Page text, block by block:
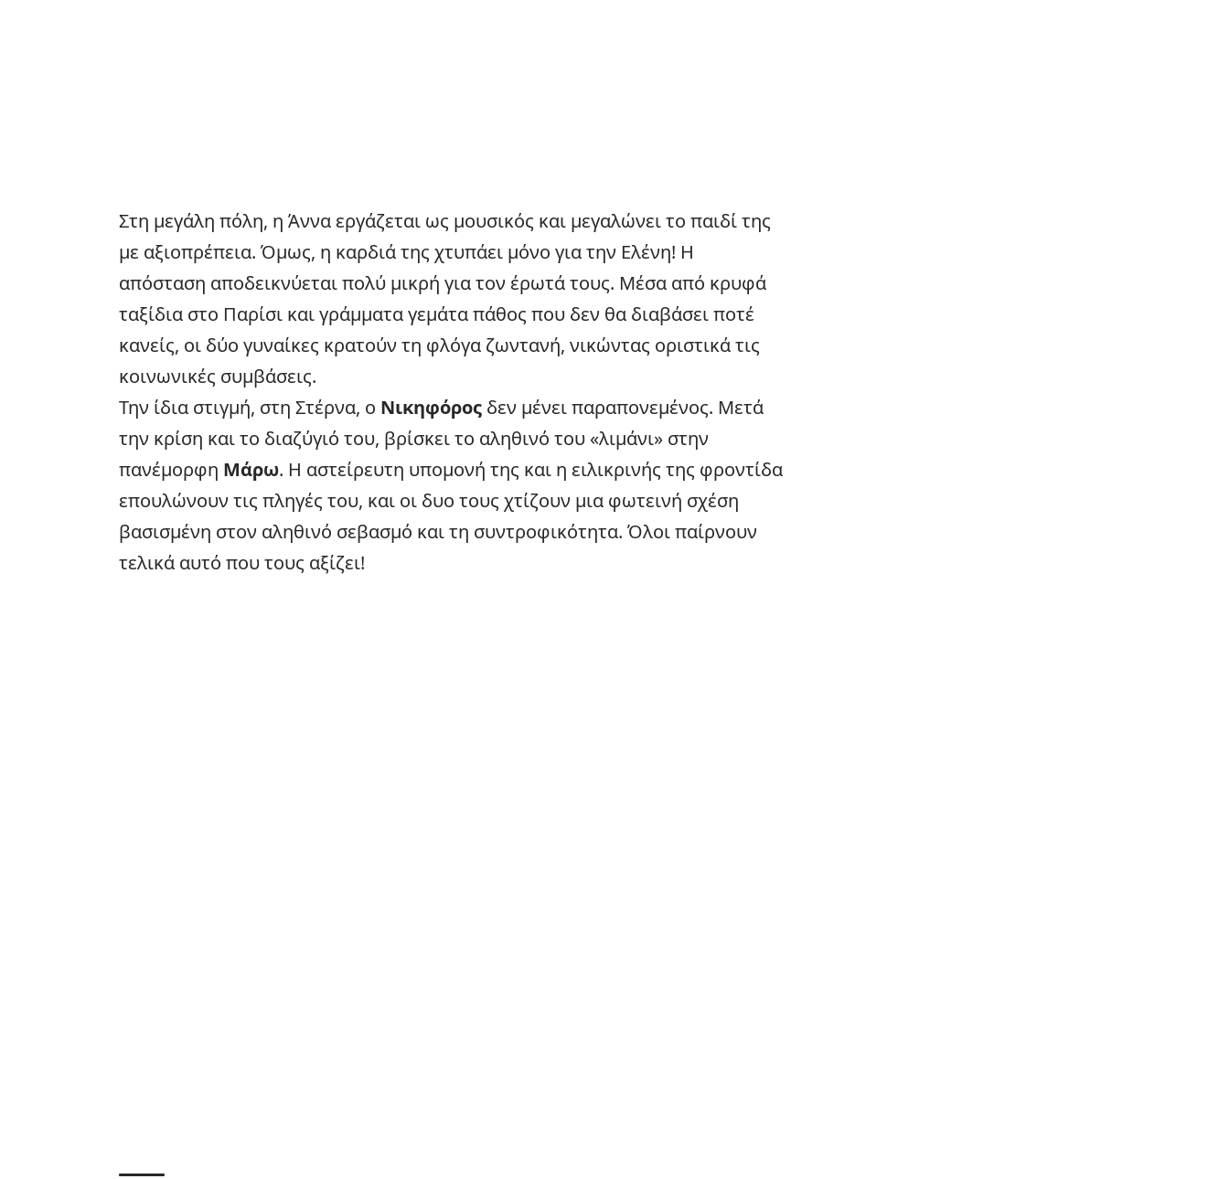
Στη μεγάλη πόλη, η Άννα εργάζεται ως μουσικός και μεγαλώνει το παιδί της
με αξιοπρέπεια. Όμως, η καρδιά της χτυπάει μόνο για την Ελένη! Η
απόσταση αποδεικνύεται πολύ μικρή για τον έρωτά τους. Μέσα από κρυφά
ταξίδια στο Παρίσι και γράμματα γεμάτα πάθος που δεν θα διαβάσει ποτέ
κανείς, οι δύο γυναίκες κρατούν τη φλόγα ζωντανή, νικώντας οριστικά τις
κοινωνικές συμβάσεις.
Την ίδια στιγμή, στη Στέρνα, ο Νικηφόρος δεν μένει παραπονεμένος. Μετά
την κρίση και το διαζύγιό του, βρίσκει το αληθινό του «λιμάνι» στην
πανέμορφη Μάρω. Η αστείρευτη υπομονή της και η ειλικρινής της φροντίδα
επουλώνουν τις πληγές του, και οι δυο τους χτίζουν μια φωτεινή σχέση
βασισμένη στον αληθινό σεβασμό και τη συντροφικότητα. Όλοι παίρνουν
τελικά αυτό που τους αξίζει!